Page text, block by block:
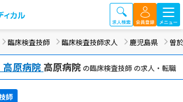
臨床検査技師 臨床検査技師求人 鹿児島県 曽
原病院 高原病院 の臨床検査技師 の求人・転職
師